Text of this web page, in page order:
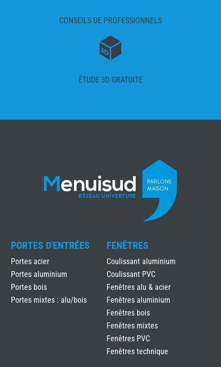
CONSEILS DE PROFESSIONNELS
ÉTUDE 3D GRATUITE
PORTES D'ENTRÉES
Portes acier
Portes aluminium
Portes bois
Portes mixtes : alu/bois
FENÊTRES
Coulissant aluminium
Coulissant PVC
Fenêtres alu & acier
Fenêtres aluminium
Fenêtres bois
Fenêtres mixtes
Fenêtres PVC
Fenêtres technique